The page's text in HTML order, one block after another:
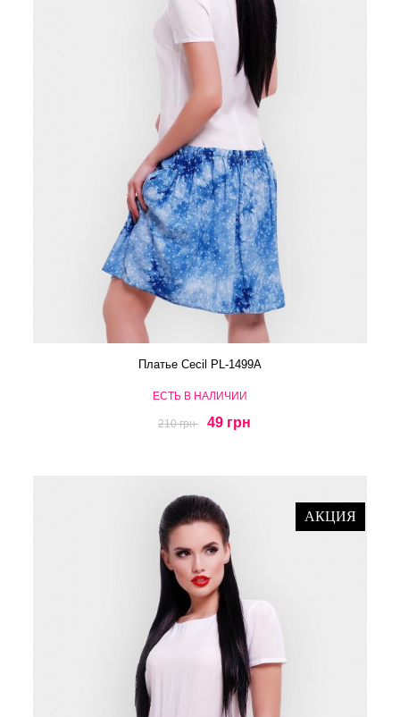
Платье Cecil PL-1499A
ЕСТЬ В НАЛИЧИИ
210 грн 49 грн
АКЦИЯ